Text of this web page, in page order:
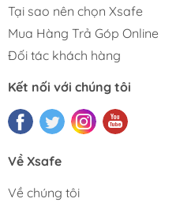
Tại sao nên chọn Xsafe
Mua Hàng Trả Góp Online
Đối tác khách hàng
Kết nối với chúng tôi
Về Xsafe
Về chúng tôi